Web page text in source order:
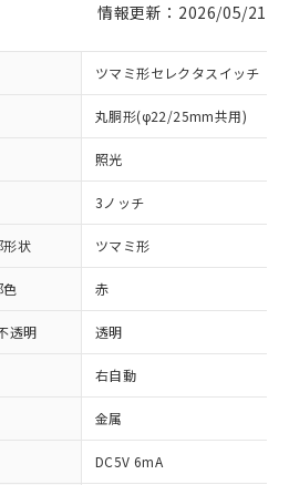
情報更新：2026/05/21
ツマミ形セレクタスイッチ
丸胴形(φ22/25mm共用)
照光
3ノッチ
形状 ツマミ形
色 赤
透明 透明
右自動
金属
DC5V 6mA